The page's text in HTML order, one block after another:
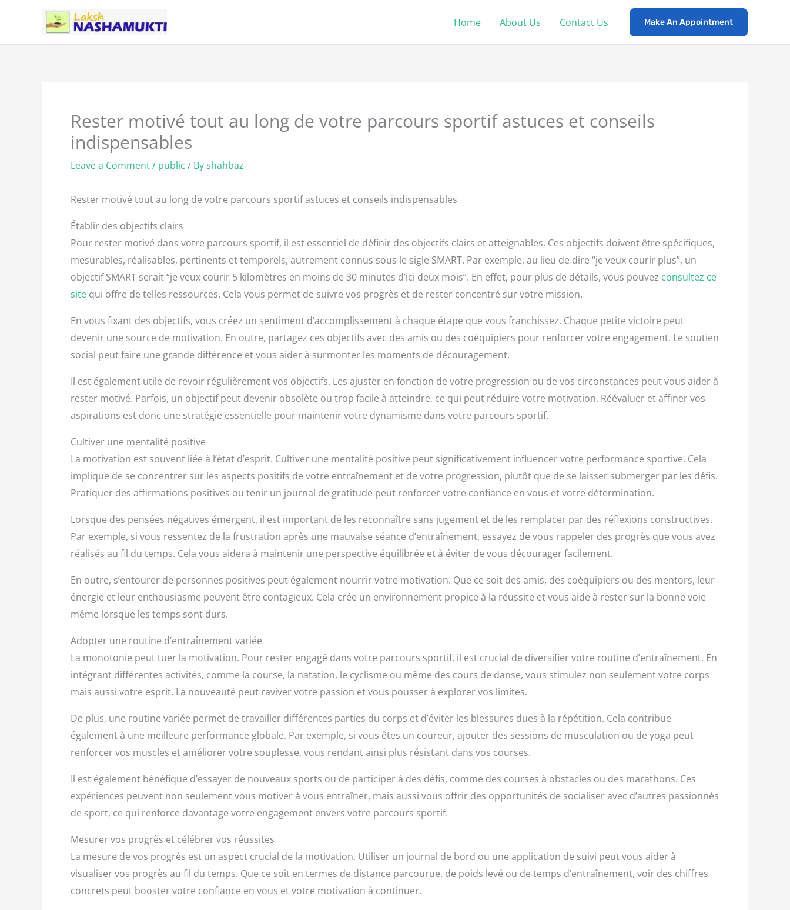
content
Home About Us Contact Us Make An Appointment
Rester motivé tout au long de votre parcours sportif astuces et conseils
indispensables
Leave a Comment/ public / Byshahbaz
Rester motivé tout au long de votre parcours sportif astuces et conseils indispensables
Établir des objectifs clairs
Pour rester motivé dans votre parcours sportif, il est essentiel de définir des objectifs clairs et atteignables. Ces objectifs doivent être spécifiques,
mesurables, réalisables, pertinents et temporels, autrement connus sous le sigle SMART. Par exemple, au lieu de dire “je veux courir plus”, un
objectif SMART serait “je veux courir 5 kilomètres en moins de 30 minutes d’ici deux mois”. En effet, pour plus de détails, vous pouvez consultez ce
site qui offre de telles ressources. Cela vous permet de suivre vos progrès et de rester concentré sur votre mission.
En vous fixant des objectifs, vous créez un sentiment d’accomplissement à chaque étape que vous franchissez. Chaque petite victoire peut
devenir une source de motivation. En outre, partagez ces objectifs avec des amis ou des coéquipiers pour renforcer votre engagement. Le soutien
social peut faire une grande différence et vous aider à surmonter les moments de découragement.
Il est également utile de revoir régulièrement vos objectifs. Les ajuster en fonction de votre progression ou de vos circonstances peut vous aider à
rester motivé. Parfois, un objectif peut devenir obsolète ou trop facile à atteindre, ce qui peut réduire votre motivation. Réévaluer et affiner vos
aspirations est donc une stratégie essentielle pour maintenir votre dynamisme dans votre parcours sportif.
Cultiver une mentalité positive
La motivation est souvent liée à l’état d’esprit. Cultiver une mentalité positive peut significativement influencer votre performance sportive. Cela
implique de se concentrer sur les aspects positifs de votre entraînement et de votre progression, plutôt que de se laisser submerger par les défis.
Pratiquer des affirmations positives ou tenir un journal de gratitude peut renforcer votre confiance en vous et votre détermination.
Lorsque des pensées négatives émergent, il est important de les reconnaître sans jugement et de les remplacer par des réflexions constructives.
Par exemple, si vous ressentez de la frustration après une mauvaise séance d’entraînement, essayez de vous rappeler des progrès que vous avez
réalisés au fil du temps. Cela vous aidera à maintenir une perspective équilibrée et à éviter de vous décourager facilement.
En outre, s’entourer de personnes positives peut également nourrir votre motivation. Que ce soit des amis, des coéquipiers ou des mentors, leur
énergie et leur enthousiasme peuvent être contagieux. Cela crée un environnement propice à la réussite et vous aide à rester sur la bonne voie
même lorsque les temps sont durs.
Adopter une routine d’entraînement variée
La monotonie peut tuer la motivation. Pour rester engagé dans votre parcours sportif, il est crucial de diversifier votre routine d’entraînement. En
intégrant différentes activités, comme la course, la natation, le cyclisme ou même des cours de danse, vous stimulez non seulement votre corps
mais aussi votre esprit. La nouveauté peut raviver votre passion et vous pousser à explorer vos limites.
De plus, une routine variée permet de travailler différentes parties du corps et d’éviter les blessures dues à la répétition. Cela contribue
également à une meilleure performance globale. Par exemple, si vous êtes un coureur, ajouter des sessions de musculation ou de yoga peut
renforcer vos muscles et améliorer votre souplesse, vous rendant ainsi plus résistant dans vos courses.
Il est également bénéfique d’essayer de nouveaux sports ou de participer à des défis, comme des courses à obstacles ou des marathons. Ces
expériences peuvent non seulement vous motiver à vous entraîner, mais aussi vous offrir des opportunités de socialiser avec d’autres passionnés
de sport, ce qui renforce davantage votre engagement envers votre parcours sportif.
Mesurer vos progrès et célébrer vos réussites
La mesure de vos progrès est un aspect crucial de la motivation. Utiliser un journal de bord ou une application de suivi peut vous aider à
visualiser vos progrès au fil du temps. Que ce soit en termes de distance parcourue, de poids levé ou de temps d’entraînement, voir des chiffres
concrets peut booster votre confiance en vous et votre motivation à continuer.